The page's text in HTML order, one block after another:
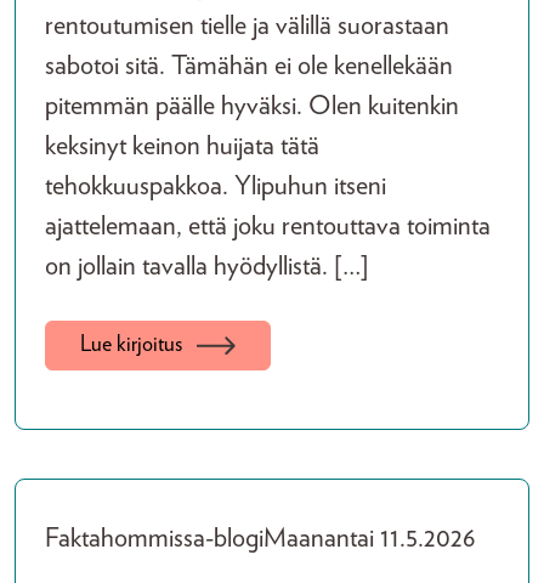
rentoutumisen tielle ja välillä suorastaan
sabotoi sitä. Tämähän ei ole kenellekään
pitemmän päälle hyväksi. Olen kuitenkin
keksinyt keinon huijata tätä
tehokkuuspakkoa. Ylipuhun itseni
ajattelemaan, että joku rentouttava toiminta
on jollain tavalla hyödyllistä. […]
Lue kirjoitus
Faktahommissa-blogiMaanantai 11.5.2026